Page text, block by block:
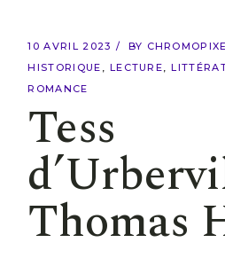
10 AVRIL 2023 BY
HISTORIQUE
LECTURE
ROMANCE
Tess
Thomas